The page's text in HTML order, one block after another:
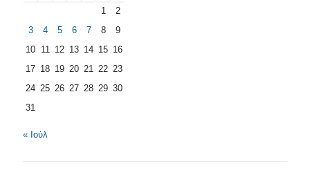
1
2
3
4 5 6 7 8
9
10 11 12 13 14 15 16
17 18 19 20 21 22 23
24 25 26 27 28 29 30
31
« Ιούλ